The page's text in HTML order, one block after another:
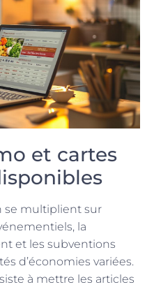
et cartes
se multiplient sur
la
et les subventions
d’économies variées.
à mettre les articles